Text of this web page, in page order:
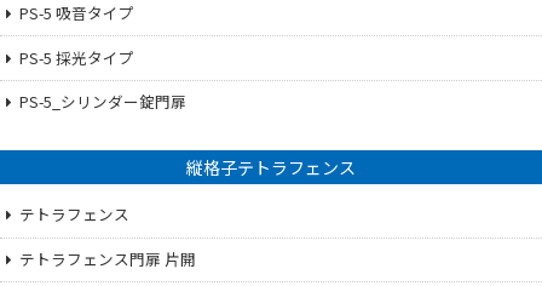
PS-5 吸音タイプ
PS-5 採光タイプ
PS-5_シリンダー錠門扉
縦格子テトラフェンス
テトラフェンス
テトラフェンス門扉 片開